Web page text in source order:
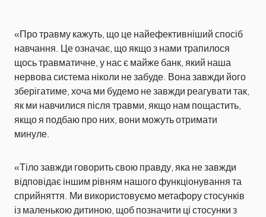
«Про травму кажуть, що це найефективніший спосіб
навчання. Це означає, що якщо з нами трапилося
щось травматичне, у нас є майже банк, який наша
нервова система ніколи не забуде. Вона завжди його
зберігатиме, хоча ми будемо не завжди реагувати так,
як ми навчилися після травми, якщо нам пощастить,
якщо я подбаю про них, вони можуть отримати
минуле.
«Тіло завжди говорить свою правду, яка не завжди
відповідає іншим рівням нашого функціонування та
сприйняття. Ми використовуємо метафору стосунків
із маленькою дитиною, щоб позначити ці стосунки з